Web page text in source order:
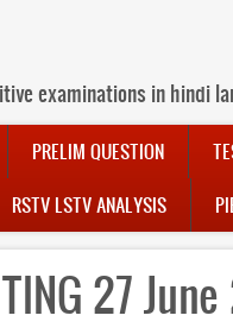
examinations in hindi
PRELIM QUESTION
RSTV LSTV ANALYSIS
27 June